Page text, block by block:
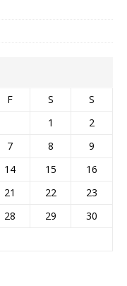
F S
S
1
2
7 8
9
14 15
16
21 22
23
28 29
30